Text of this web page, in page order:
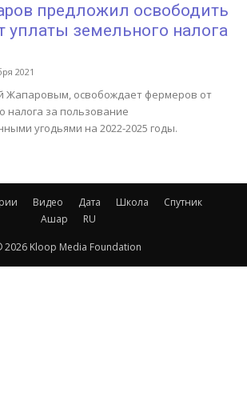
предложил освободить
уплаты земельного налога
2021
Жапаровым, освобождает фермеров от
налога за пользование
угодьями на 2022-2025 годы.
Видео Дата Школа
Спутник
Ашар
RU
2026 Kloop Media Foundation